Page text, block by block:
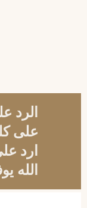
الرد
على
ارد
الله